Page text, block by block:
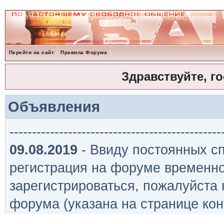
Перейти на сайт Правила Форума
Здравствуйте,
Объявления
09.08.2019 - Ввиду постоянных
регистрация на форуме
зарегистрироваться,
форума (указана на странице